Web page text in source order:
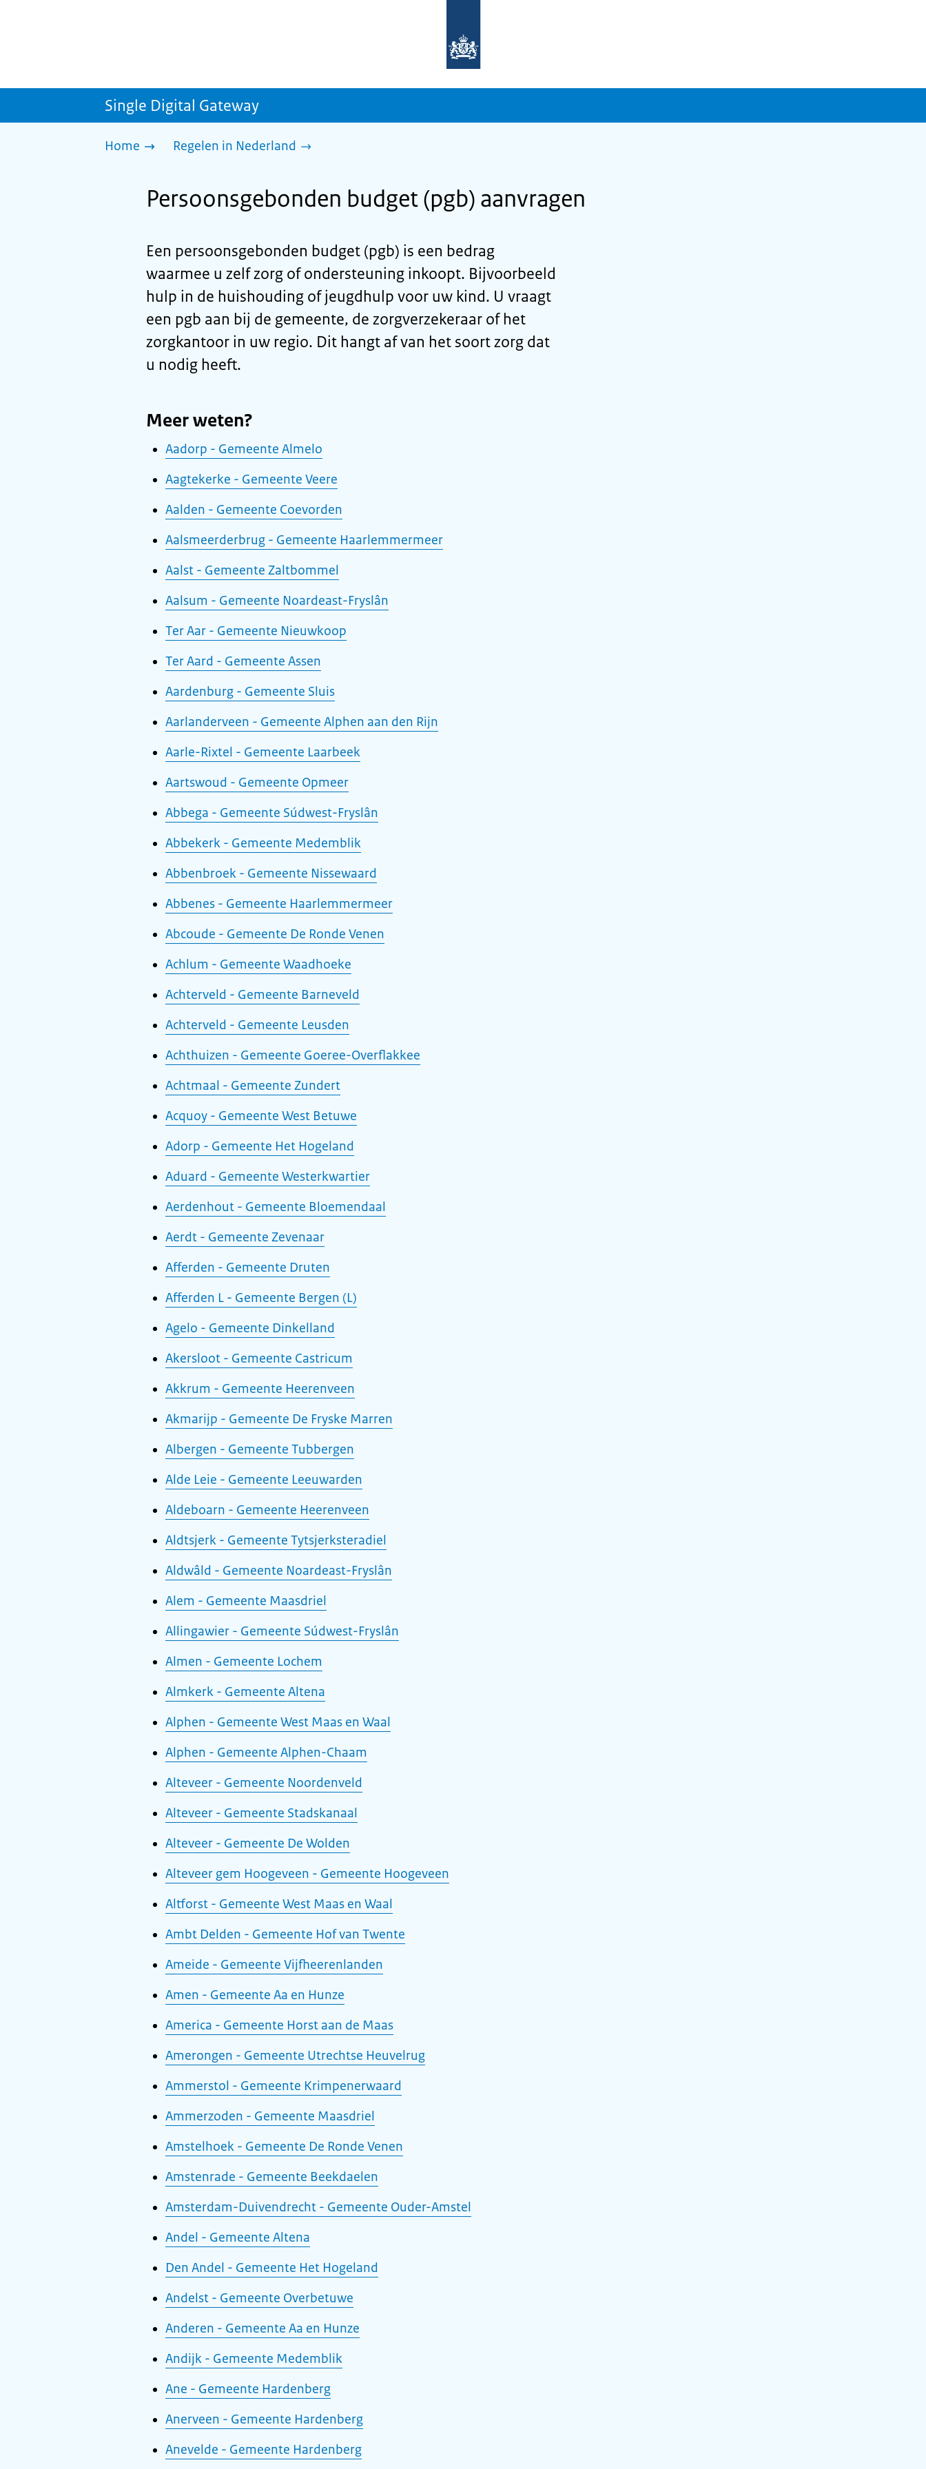
homepage
sdg.rijksoverheid.nl
Single Digital Gateway
Home Regelen in Nederland
Persoonsgebonden budget (pgb) aanvragen
Een persoonsgebonden budget (pgb) is een bedrag
waarmee u zelf zorg of ondersteuning inkoopt. Bijvoorbeeld
hulp in de huishouding of jeugdhulp voor uw kind. U vraagt
een pgb aan bij de gemeente, de zorgverzekeraar of het
zorgkantoor in uw regio. Dit hangt af van het soort zorg dat
u nodig heeft.
Meer weten?
Aadorp - Gemeente Almelo
Aagtekerke - Gemeente Veere
Aalden - Gemeente Coevorden
Aalsmeerderbrug - Gemeente Haarlemmermeer
Aalst - Gemeente Zaltbommel
Aalsum - Gemeente Noardeast-Fryslân
Ter Aar - Gemeente Nieuwkoop
Ter Aard - Gemeente Assen
Aardenburg - Gemeente Sluis
Aarlanderveen - Gemeente Alphen aan den Rijn
Aarle-Rixtel - Gemeente Laarbeek
Aartswoud - Gemeente Opmeer
Abbega - Gemeente Súdwest-Fryslân
Abbekerk - Gemeente Medemblik
Abbenbroek - Gemeente Nissewaard
Abbenes - Gemeente Haarlemmermeer
Abcoude - Gemeente De Ronde Venen
Achlum - Gemeente Waadhoeke
Achterveld - Gemeente Barneveld
Achterveld - Gemeente Leusden
Achthuizen - Gemeente Goeree-Overflakkee
Achtmaal - Gemeente Zundert
Acquoy - Gemeente West Betuwe
Adorp - Gemeente Het Hogeland
Aduard - Gemeente Westerkwartier
Aerdenhout - Gemeente Bloemendaal
Aerdt - Gemeente Zevenaar
Afferden - Gemeente Druten
Afferden L - Gemeente Bergen (L)
Agelo - Gemeente Dinkelland
Akersloot - Gemeente Castricum
Akkrum - Gemeente Heerenveen
Akmarijp - Gemeente De Fryske Marren
Albergen - Gemeente Tubbergen
Alde Leie - Gemeente Leeuwarden
Aldeboarn - Gemeente Heerenveen
Aldtsjerk - Gemeente Tytsjerksteradiel
Aldwâld - Gemeente Noardeast-Fryslân
Alem - Gemeente Maasdriel
Allingawier - Gemeente Súdwest-Fryslân
Almen - Gemeente Lochem
Almkerk - Gemeente Altena
Alphen - Gemeente West Maas en Waal
Alphen - Gemeente Alphen-Chaam
Alteveer - Gemeente Noordenveld
Alteveer - Gemeente Stadskanaal
Alteveer - Gemeente De Wolden
Alteveer gem Hoogeveen - Gemeente Hoogeveen
Altforst - Gemeente West Maas en Waal
Ambt Delden - Gemeente Hof van Twente
Ameide - Gemeente Vijfheerenlanden
Amen - Gemeente Aa en Hunze
America - Gemeente Horst aan de Maas
Amerongen - Gemeente Utrechtse Heuvelrug
Ammerstol - Gemeente Krimpenerwaard
Ammerzoden - Gemeente Maasdriel
Amstelhoek - Gemeente De Ronde Venen
Amstenrade - Gemeente Beekdaelen
Amsterdam-Duivendrecht - Gemeente Ouder-Amstel
Andel - Gemeente Altena
Den Andel - Gemeente Het Hogeland
Andelst - Gemeente Overbetuwe
Anderen - Gemeente Aa en Hunze
Andijk - Gemeente Medemblik
Ane - Gemeente Hardenberg
Anerveen - Gemeente Hardenberg
Anevelde - Gemeente Hardenberg